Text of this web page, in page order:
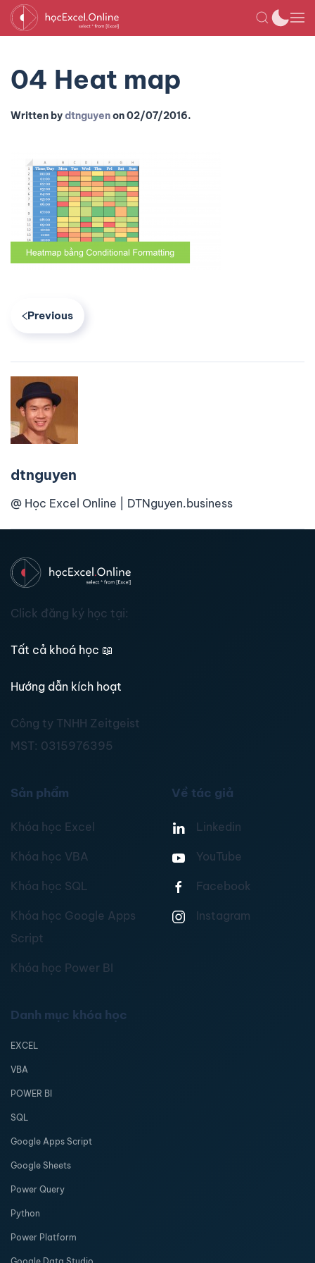
04 Heat map
Written bydtnguyenon02/07/2016.
Previous
dtnguyen
@ Học Excel Online | DTNguyen.business
Click đăng ký học tại:
Tất cả khoá học 📖
Hướng dẫn kích hoạt
Công ty TNHH Zeitgeist
MST: 0315976395
Sản phẩm
Khóa học Excel
Khóa học VBA
Khóa học SQL
Khóa học Google Apps
Script
Khóa học Power BI
Về tác giả
Linkedin
YouTube
Facebook
Instagram
Danh mục khóa học
EXCEL
VBA
POWER BI
SQL
Google Apps Script
Google Sheets
Power Query
Python
Power Platform